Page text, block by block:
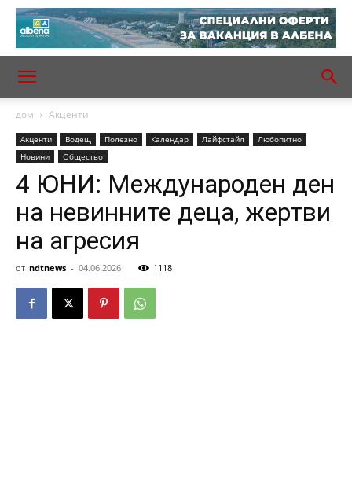
дом Акценти
Акценти Водещ Полезно Календар Лайфстайл
Любопитно
Новини
Общество
4 ЮНИ: Международен ден
на невинните деца, жертви
на агресия
от ndtnews - 04.06.2026 1118